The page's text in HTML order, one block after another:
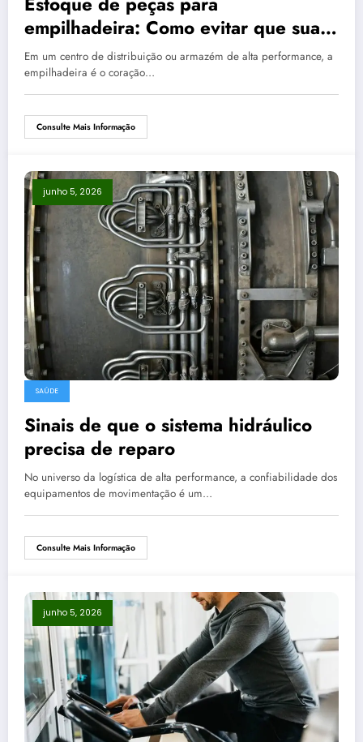
empilhadeira: Como evitar que sua
empresa logística perca lucros
Em um centro de distribuição ou armazém de alta performance, a
empilhadeira é o coração…
Consulte Mais Informação
junho 5, 2026
SAÚDE
Sinais de que o sistema hidráulico
precisa de reparo
No universo da logística de alta performance, a confiabilidade dos
equipamentos de movimentação é um…
Consulte Mais Informação
junho 5, 2026